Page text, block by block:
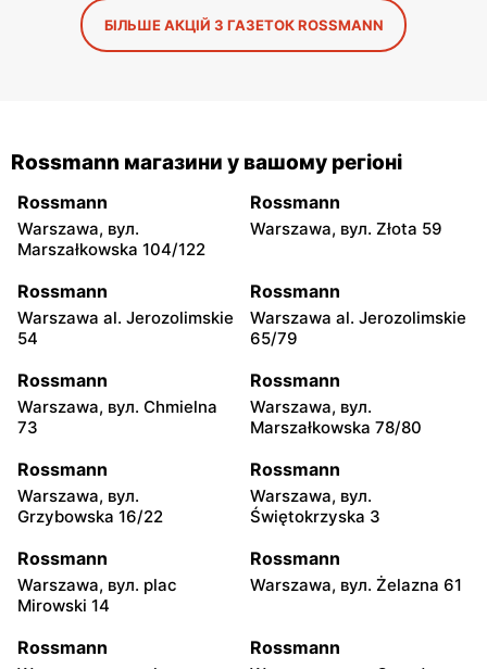
БІЛЬШЕ АКЦІЙ З ГАЗЕТОК ROSSMANN
Rossmann магазини у вашому регіоні
Rossmann
Warszawa, вул.
Marszałkowska 104/122
Rossmann
Warszawa, вул. Złota 59
Rossmann
Warszawa al. Jerozolimskie
54
Rossmann
Warszawa al. Jerozolimskie
65/79
Rossmann
Warszawa, вул. Chmielna
73
Rossmann
Warszawa, вул.
Marszałkowska 78/80
Rossmann
Warszawa, вул.
Grzybowska 16/22
Rossmann
Warszawa, вул.
Świętokrzyska 3
Rossmann
Warszawa, вул. plac
Mirowski 14
Rossmann
Warszawa, вул. Żelazna 61
Rossmann Rossmann